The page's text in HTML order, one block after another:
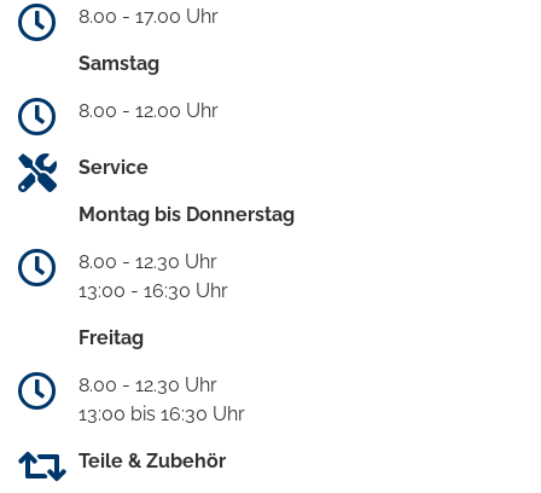
8.00 - 17.00 Uhr
Samstag
8.00 - 12.00 Uhr
Service
Montag bis Donnerstag
8.00 - 12.30 Uhr
13:00 - 16:30 Uhr
Freitag
8.00 - 12.30 Uhr
13:00 bis 16:30 Uhr
Teile & Zubehör